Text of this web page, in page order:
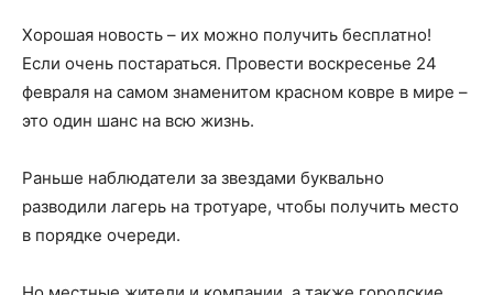
Хорошая новость – их можно получить бесплатно!
Если очень постараться. Провести воскресенье 24
февраля на самом знаменитом красном ковре в мире –
это один шанс на всю жизнь.
Раньше наблюдатели за звездами буквально
разводили лагерь на тротуаре, чтобы получить место
в порядке очереди.